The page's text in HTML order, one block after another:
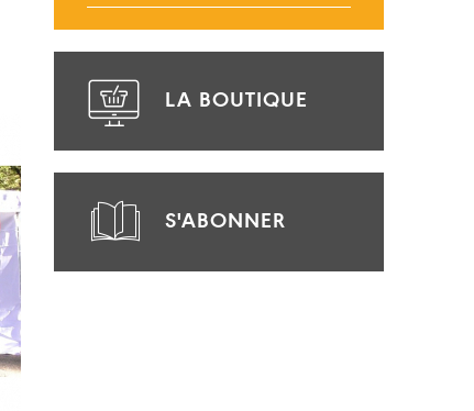
LA BOUTIQUE
S'ABONNER